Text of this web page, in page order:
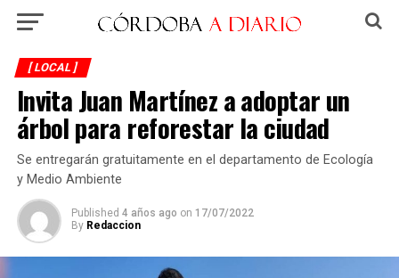
[ LOCAL ]
Invita Juan Martínez a adoptar un
árbol para reforestar la ciudad
Se entregarán gratuitamente en el departamento de Ecología
y Medio Ambiente
Published 4 años ago on 17/07/2022
By Redaccion